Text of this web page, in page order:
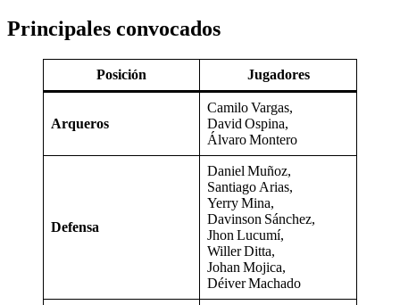
Principales convocados
Posición Jugadores
Arqueros
Camilo Vargas,
David Ospina,
Álvaro Montero
Defensa
Daniel Muñoz,
Santiago Arias,
Yerry Mina,
Davinson Sánchez,
Jhon Lucumí,
Willer Ditta,
Johan Mojica,
Déiver Machado